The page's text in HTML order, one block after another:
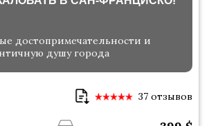
достопримечательности и
душу города
37 отзывов